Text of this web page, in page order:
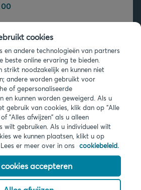
00
cookies
en andere technologieën van partners
beste online ervaring te bieden.
strikt noodzakelijk en kunnen niet
andere worden gebruikt voor
of gepersonaliseerde
en kunnen worden geweigerd. Als u
gebruik van cookies, klik dan op "Alle
"Alles afwijzen" als u alleen
wilt gebruiken. Als u individueel wilt
we kunnen plaatsen, klikt u op
er meer over in ons cookiebeleid.
accepteren